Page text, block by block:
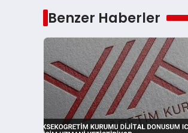
Benzer Haberler